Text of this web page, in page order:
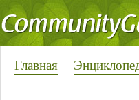
Главная